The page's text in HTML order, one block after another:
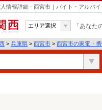
情報詳細 - 西宮市｜バイト・アルバ
西
エリア選択 「あなた
> 兵庫県 > 西宮市 > 西宮市の家電・